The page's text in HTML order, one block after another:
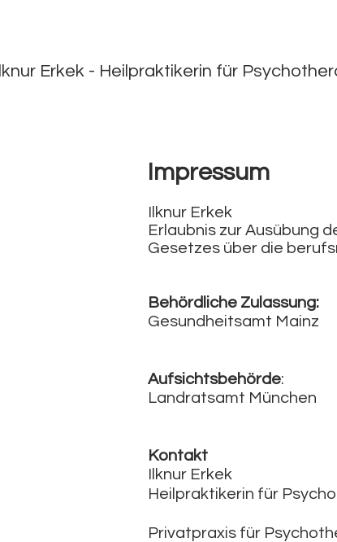
Erkek - Heilpraktikerin für
Impressum
Ilknur Erkek
Erlaubnis zur Ausübung
Gesetzes über die
Behördliche Zulassung:
Gesundheitsamt Mainz
Aufsichtsbehörde:
Landratsamt München
Kontakt
Ilknur Erkek
Heilpraktikerin für
Privatpraxis für